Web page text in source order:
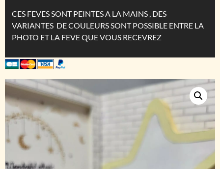
CES FEVES SONT PEINTES A LA MAINS , DES
VARIANTES DE COULEURS SONT POSSIBLE ENTRE LA
PHOTO ET LA FEVE QUE VOUS RECEVREZ